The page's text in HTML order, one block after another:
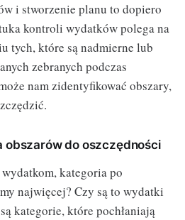
i stworzenie planu to dopiero
kontroli wydatków polega na
tych, które są nadmierne lub
zebranych podczas
nam zidentyfikować obszary,
obszarów do oszczędności
kategoria po
najwięcej? Czy są to wydatki
kategorie, które pochłaniają